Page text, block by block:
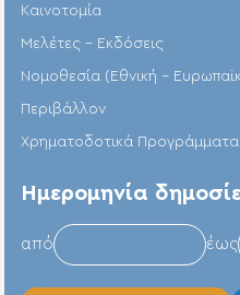
Καινοτομία
Μελέτες - Εκδόσεις
Νομοθεσία (Εθνική –
Περιβάλλον
Χρηματοδοτικά Προγράμματα
Hμερομηνία
από έως